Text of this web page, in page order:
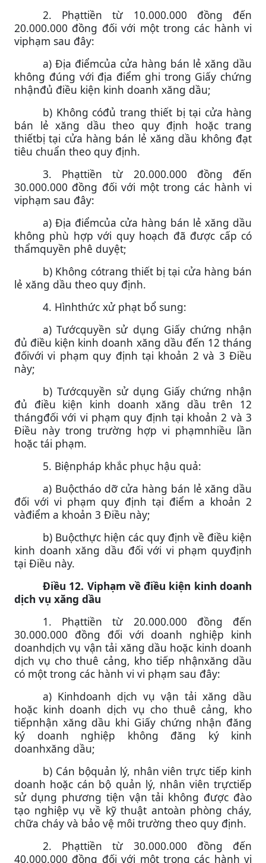
2. Phạttiền từ 10.000.000 đồng đến
20.000.000 đồng đối với một trong các hành vi
viphạm sau đây:
a) Địa điểmcủa cửa hàng bán lẻ xăng dầu
không đúng với địa điểm ghi trong Giấy chứng
nhậnđủ điều kiện kinh doanh xăng dầu;
b) Không cóđủ trang thiết bị tại cửa hàng
bán lẻ xăng dầu theo quy định hoặc trang
thiếtbị tại cửa hàng bán lẻ xăng dầu không đạt
tiêu chuẩn theo quy định.
3. Phạttiền từ 20.000.000 đồng đến
30.000.000 đồng đối với một trong các hành vi
viphạm sau đây:
a) Địa điểmcủa cửa hàng bán lẻ xăng dầu
không phù hợp với quy hoạch đã được cấp có
thẩmquyền phê duyệt;
b) Không cótrang thiết bị tại cửa hàng bán
lẻ xăng dầu theo quy định.
4. Hìnhthức xử phạt bổ sung:
a) Tướcquyền sử dụng Giấy chứng nhận
đủ điều kiện kinh doanh xăng dầu đến 12 tháng
đốivới vi phạm quy định tại khoản 2 và 3 Điều
này;
b) Tướcquyền sử dụng Giấy chứng nhận
đủ điều kiện kinh doanh xăng dầu trên 12
thángđối với vi phạm quy định tại khoản 2 và 3
Điều này trong trường hợp vi phạmnhiều lần
hoặc tái phạm.
5. Biệnpháp khắc phục hậu quả:
a) Buộctháo dỡ cửa hàng bán lẻ xăng dầu
đối với vi phạm quy định tại điểm a khoản 2
vàđiểm a khoản 3 Điều này;
b) Buộcthực hiện các quy định về điều kiện
kinh doanh xăng dầu đối với vi phạm quyđịnh
tại Điều này.
Điều 12. Viphạm về điều kiện kinh doanh
dịch vụ xăng dầu
1. Phạttiền từ 20.000.000 đồng đến
30.000.000 đồng đối với doanh nghiệp kinh
doanhdịch vụ vận tải xăng dầu hoặc kinh doanh
dịch vụ cho thuê cảng, kho tiếp nhậnxăng dầu
có một trong các hành vi vi phạm sau đây:
a) Kinhdoanh dịch vụ vận tải xăng dầu
hoặc kinh doanh dịch vụ cho thuê cảng, kho
tiếpnhận xăng dầu khi Giấy chứng nhận đăng
ký doanh nghiệp không đăng ký kinh
doanhxăng dầu;
b) Cán bộquản lý, nhân viên trực tiếp kinh
doanh hoặc cán bộ quản lý, nhân viên trựctiếp
sử dụng phương tiện vận tải không được đào
tạo nghiệp vụ về kỹ thuật antoàn phòng cháy,
chữa cháy và bảo vệ môi trường theo quy định.
2. Phạttiền từ 30.000.000 đồng đến
40.000.000 đồng đối với một trong các hành vi